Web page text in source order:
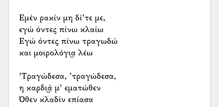
Εμέν ρακίν μη δί’τε με,
εγώ όντες πίνω κλαίω
Εγώ όντες πίνω τραγωδώ
και μοιρολόγι͜α λέω
’Τραγώδεσα, ’τραγώδεσα,
η καρδι͜ά μ’ εματώθεν
Όθεν κλαδίν επίασα